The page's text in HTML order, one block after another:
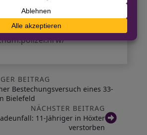
BEITRAG
Bestechungsversuch eines 33-
Bielefeld
NÄCHSTER BEITRAG
11-Jähriger in Höxter
verstorben